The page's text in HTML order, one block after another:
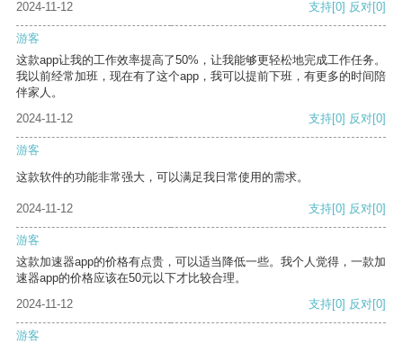
2024-11-12
支持[0] 反对[0]
游客
这款app让我的工作效率提高了50%，让我能够更轻松地完成工作任务。
我以前经常加班，现在有了这个app，我可以提前下班，有更多的时间陪
伴家人。
2024-11-12
支持[0] 反对[0]
游客
这款软件的功能非常强大，可以满足我日常使用的需求。
2024-11-12 支持[0] 反对[0]
游客
这款加速器app的价格有点贵，可以适当降低一些。我个人觉得，一款加
速器app的价格应该在50元以下才比较合理。
2024-11-12
支持[0] 反对[0]
游客